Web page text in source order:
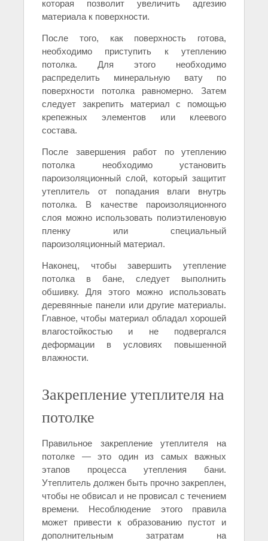
которая позволит увеличить адгезию
материала к поверхности.
После того, как поверхность готова,
необходимо приступить к утеплению
потолка. Для этого необходимо
распределить минеральную вату по
поверхности потолка равномерно. Затем
следует закрепить материал с помощью
крепежных элементов или клеевого
состава.
После завершения работ по утеплению
потолка необходимо установить
пароизоляционный слой, который защитит
утеплитель от попадания влаги внутрь
потолка. В качестве пароизоляционного
слоя можно использовать полиэтиленовую
пленку или специальный
пароизоляционный материал.
Наконец, чтобы завершить утепление
потолка в бане, следует выполнить
обшивку. Для этого можно использовать
деревянные панели или другие материалы.
Главное, чтобы материал обладал хорошей
влагостойкостью и не подвергался
деформации в условиях повышенной
влажности.
Закрепление утеплителя на
потолке
Правильное закрепление утеплителя на
потолке — это один из самых важных
этапов процесса утепления бани.
Утеплитель должен быть прочно закреплен,
чтобы не обвисал и не провисал с течением
времени. Несоблюдение этого правила
может привести к образованию пустот и
дополнительным затратам на